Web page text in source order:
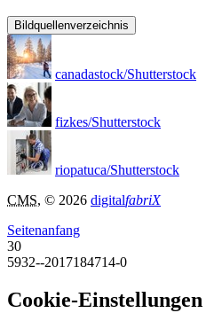
Bildquellenverzeichnis
canadastock/Shutterstock
fizkes/Shutterstock
riopatuca/Shutterstock
CMS, © 2026 digitalfabriX
Seitenanfang
30
5932--2017184714-0
Cookie-Einstellungen